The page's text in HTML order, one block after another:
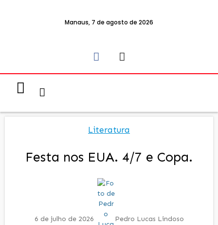
Manaus, 7 de agosto de 2026
Literatura
Festa nos EUA. 4/7 e Copa.
6 de julho de 2026 Pedro Lucas Lindoso